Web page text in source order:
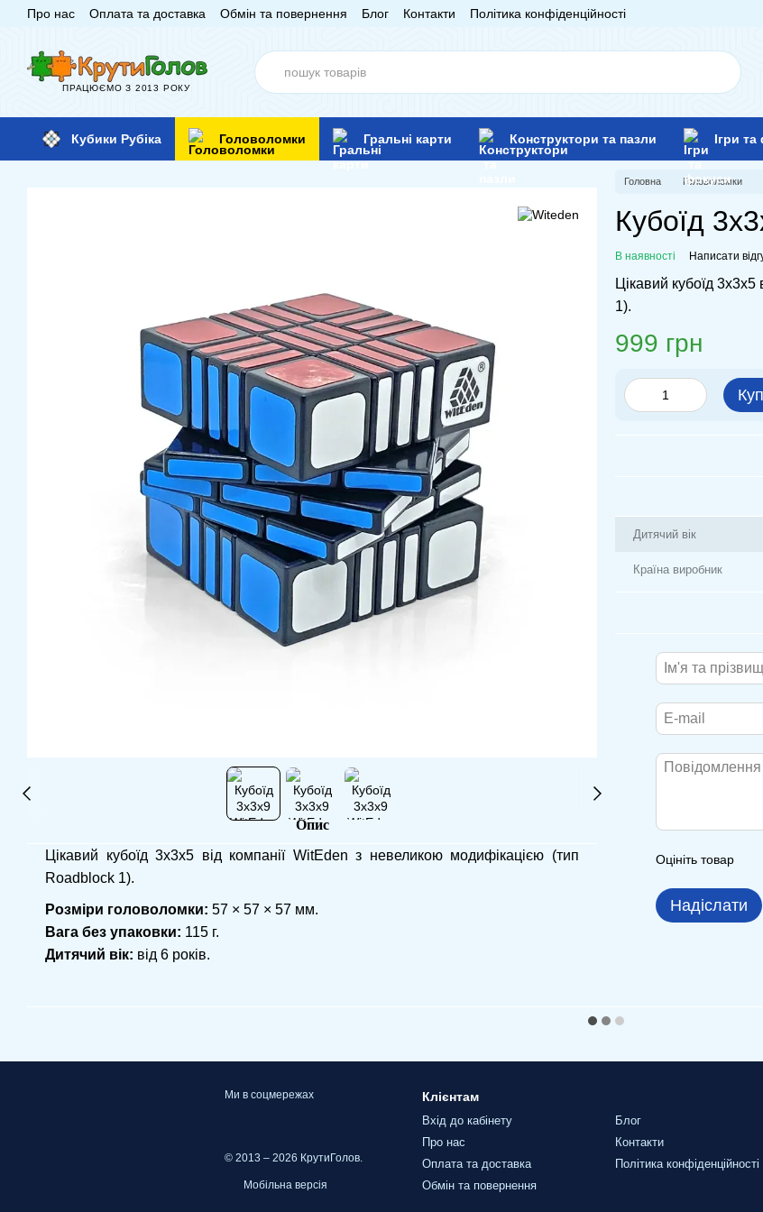
Перейти до основного контенту
Про нас Оплата та доставка Обмін та повернення Блог Контакти Політика конфіденційності
ПРАЦЮЄМО З 2013 РОКУ
Кубики Рубіка Головоломки Гральні карти Конструктори та пазли Ігри
Опис
Цікавий кубоїд 3x3x5 від компанії WitEden з невеликою модифікацією (тип
Roadblock 1).
Розміри головоломки: 57 × 57 × 57 мм.
Вага без упаковки: 115 г.
Дитячий вік: від 6 років.
Головна Головоломки
Кубоїд
В наявності Написати
Цікавий кубоїд
1).
999 грн
Дитячий вік
Країна виробник
Оцініть товар
Надіслати
Ми в соцмережах
© 2013 – 2026 КрутиГолов.
Мобільна версія
Клієнтам
Вхід до кабінету
Про нас
Оплата та доставка
Обмін та повернення
Блог
Контакти
Політика конфіденційності